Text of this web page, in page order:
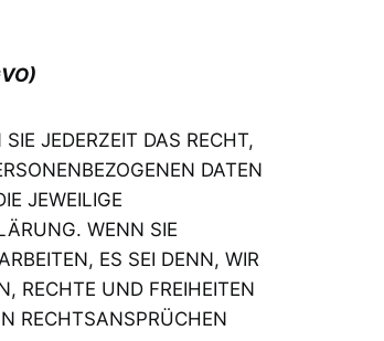
JEDERZEIT DAS RECHT,
DATEN
JEWEILIGE
WENN SIE
ES SEI DENN, WIR
RECHTE UND FREIHEITEN
RECHTSANSPRÜCHEN